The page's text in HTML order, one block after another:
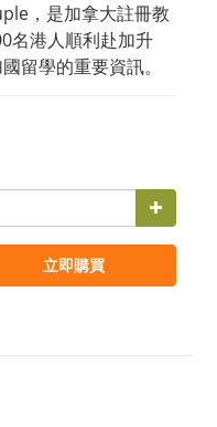
，是加拿大註冊教
名港人順利赴加升
留學的重要資訊。
立即購買